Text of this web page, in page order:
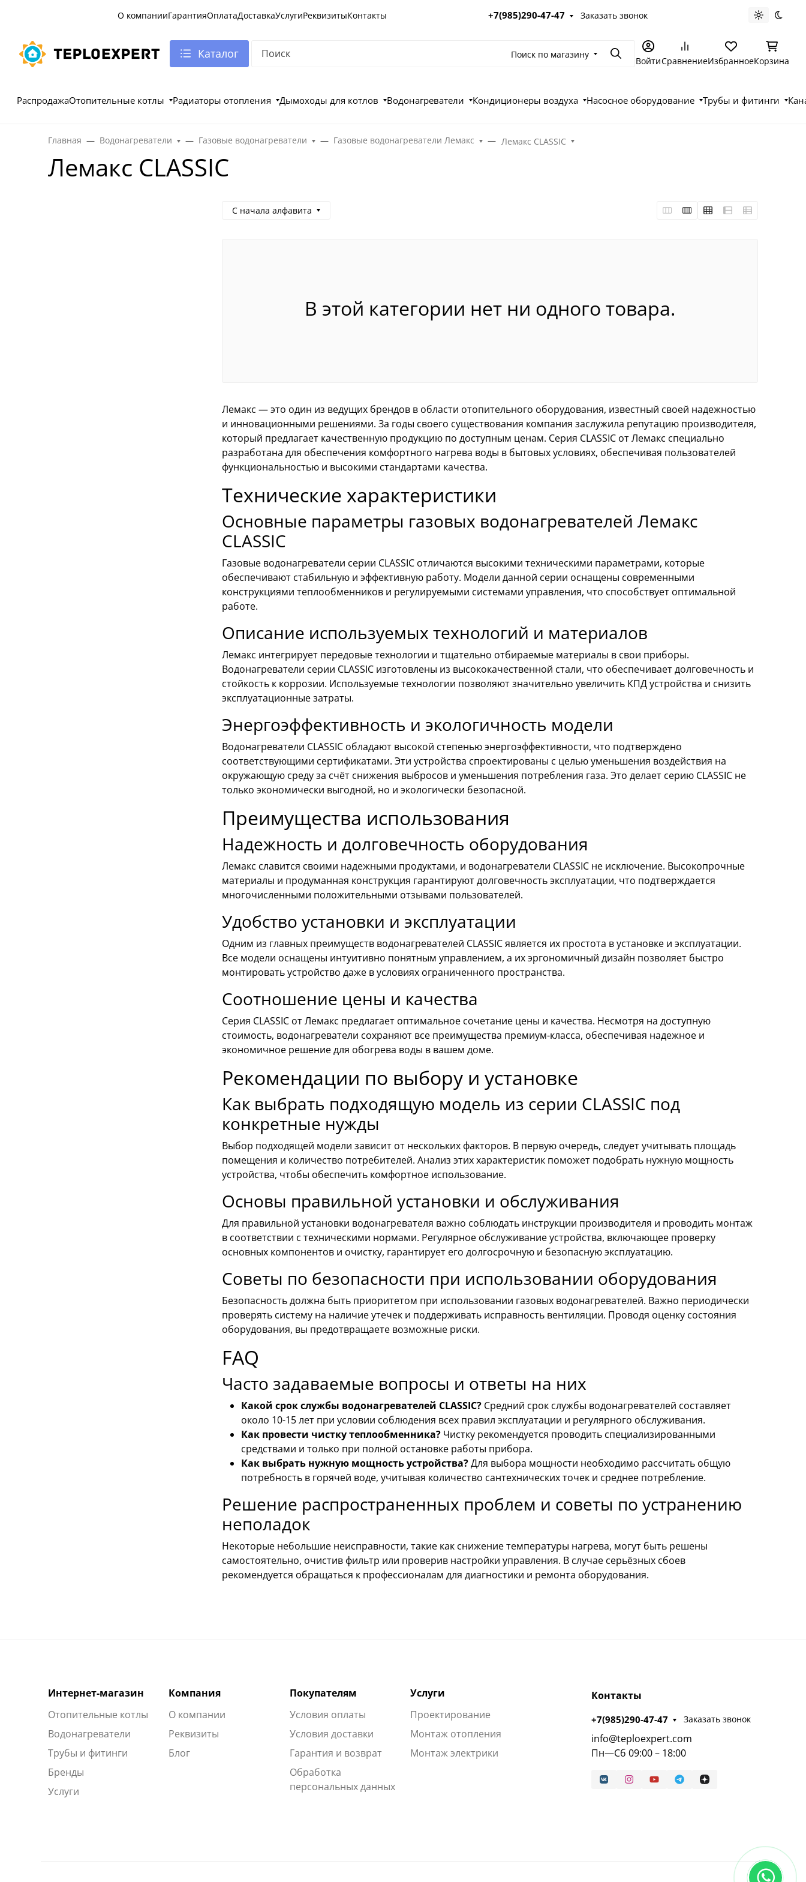
О компанииГарантияОплатаДоставкаУслугиРеквизитыКонтакты +7(985)290-47-47 Заказать звонок Светлая
Каталог Поиск по магазину ПоискВойтиСравнениеИзбранноеКорзина
РаспродажаОтопительные котлы Радиаторы отопления Дымоходы для котлов Водонагреватели Кондиционеры воздуха Насосное оборудование Трубы и фитинги
Главная Водонагреватели Газовые водонагреватели Газовые водонагреватели Лемакс Лемакс CLASSIC
Лемакс CLASSIC
С начала алфавита
В этой категории нет ни одного товара.
Лемакс — это один из ведущих брендов в области отопительного оборудования, известный своей надежностью
и инновационными решениями. За годы своего существования компания заслужила репутацию производителя,
который предлагает качественную продукцию по доступным ценам. Серия CLASSIC от Лемакс специально
разработана для обеспечения комфортного нагрева воды в бытовых условиях, обеспечивая пользователей
функциональностью и высокими стандартами качества.
Технические характеристики
Основные параметры газовых водонагревателей Лемакс
CLASSIC
Газовые водонагреватели серии CLASSIC отличаются высокими техническими параметрами, которые
обеспечивают стабильную и эффективную работу. Модели данной серии оснащены современными
конструкциями теплообменников и регулируемыми системами управления, что способствует оптимальной
работе.
Описание используемых технологий и материалов
Лемакс интегрирует передовые технологии и тщательно отбираемые материалы в свои приборы.
Водонагреватели серии CLASSIC изготовлены из высококачественной стали, что обеспечивает долговечность и
стойкость к коррозии. Используемые технологии позволяют значительно увеличить КПД устройства и снизить
эксплуатационные затраты.
Энергоэффективность и экологичность модели
Водонагреватели CLASSIC обладают высокой степенью энергоэффективности, что подтверждено
соответствующими сертификатами. Эти устройства спроектированы с целью уменьшения воздействия на
окружающую среду за счёт снижения выбросов и уменьшения потребления газа. Это делает серию CLASSIC не
только экономически выгодной, но и экологически безопасной.
Преимущества использования
Надежность и долговечность оборудования
Лемакс славится своими надежными продуктами, и водонагреватели CLASSIC не исключение. Высокопрочные
материалы и продуманная конструкция гарантируют долговечность эксплуатации, что подтверждается
многочисленными положительными отзывами пользователей.
Удобство установки и эксплуатации
Одним из главных преимуществ водонагревателей CLASSIC является их простота в установке и эксплуатации.
Все модели оснащены интуитивно понятным управлением, а их эргономичный дизайн позволяет быстро
монтировать устройство даже в условиях ограниченного пространства.
Соотношение цены и качества
Серия CLASSIC от Лемакс предлагает оптимальное сочетание цены и качества. Несмотря на доступную
стоимость, водонагреватели сохраняют все преимущества премиум-класса, обеспечивая надежное и
экономичное решение для обогрева воды в вашем доме.
Рекомендации по выбору и установке
Как выбрать подходящую модель из серии CLASSIC под
конкретные нужды
Выбор подходящей модели зависит от нескольких факторов. В первую очередь, следует учитывать площадь
помещения и количество потребителей. Анализ этих характеристик поможет подобрать нужную мощность
устройства, чтобы обеспечить комфортное использование.
Основы правильной установки и обслуживания
Для правильной установки водонагревателя важно соблюдать инструкции производителя и проводить монтаж
в соответствии с техническими нормами. Регулярное обслуживание устройства, включающее проверку
основных компонентов и очистку, гарантирует его долгосрочную и безопасную эксплуатацию.
Советы по безопасности при использовании оборудования
Безопасность должна быть приоритетом при использовании газовых водонагревателей. Важно периодически
проверять систему на наличие утечек и поддерживать исправность вентиляции. Проводя оценку состояния
оборудования, вы предотвращаете возможные риски.
FAQ
Часто задаваемые вопросы и ответы на них
Какой срок службы водонагревателей CLASSIC? Средний срок службы водонагревателей составляет
около 10-15 лет при условии соблюдения всех правил эксплуатации и регулярного обслуживания.
Как провести чистку теплообменника? Чистку рекомендуется проводить специализированными
средствами и только при полной остановке работы прибора.
Как выбрать нужную мощность устройства?Для выбора мощности необходимо рассчитать общую
потребность в горячей воде, учитывая количество сантехнических точек и среднее потребление.
Решение распространенных проблем и советы по устранению
неполадок
Некоторые небольшие неисправности, такие как снижение температуры нагрева, могут быть решены
самостоятельно, очистив фильтр или проверив настройки управления. В случае серьёзных сбоев
рекомендуется обращаться к профессионалам для диагностики и ремонта оборудования.
Интернет-магазин
Отопительные котлы
Водонагреватели
Трубы и фитинги
Бренды
Услуги
Компания
О компании
Реквизиты
Блог
Покупателям
Условия оплаты
Условия доставки
Гарантия и возврат
Обработка
персональных данных
Услуги
Проектирование
Монтаж отопления
Монтаж электрики
Контакты
+7(985)290-47-47 Заказать звонок
info@teploexpert.com
Пн—Сб 09:00 – 18:00